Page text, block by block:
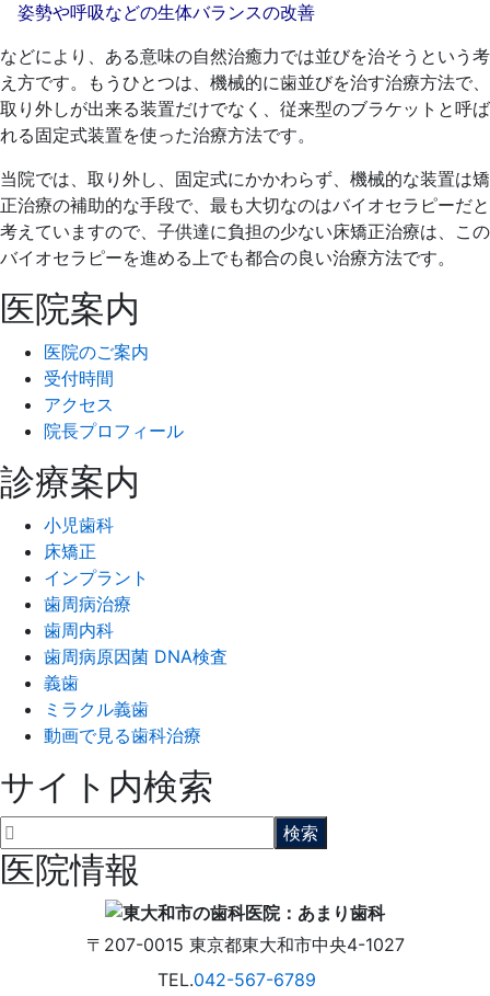
姿勢や呼吸などの生体バランスの改善
などにより、ある意味の自然治癒力では並びを治そうという考
え方です。もうひとつは、機械的に歯並びを治す治療方法で、
取り外しが出来る装置だけでなく、従来型のブラケットと呼ば
れる固定式装置を使った治療方法です。
当院では、取り外し、固定式にかかわらず、機械的な装置は矯
正治療の補助的な手段で、最も大切なのはバイオセラピーだと
考えていますので、子供達に負担の少ない床矯正治療は、この
バイオセラピーを進める上でも都合の良い治療方法です。
医院案内
医院のご案内
受付時間
アクセス
院長プロフィール
診療案内
小児歯科
床矯正
インプラント
歯周病治療
歯周内科
歯周病原因菌 DNA検査
義歯
ミラクル義歯
動画で見る歯科治療
サイト内検索
医院情報
〒207-0015 東京都東大和市中央4-1027
TEL.042-567-6789